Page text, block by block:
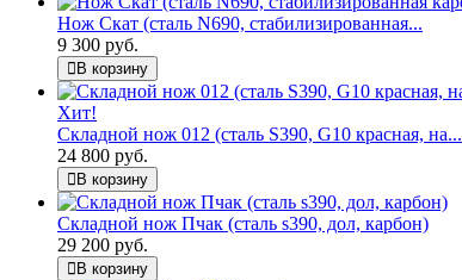
Нож Скат (сталь N690, стабилизированная...
9 300 руб.
В корзину
Хит!
Складной нож 012 (сталь S390, G10 красная, на...
24 800 руб.
В корзину
Складной нож Пчак (сталь s390, дол, карбон)
29 200 руб.
В корзину